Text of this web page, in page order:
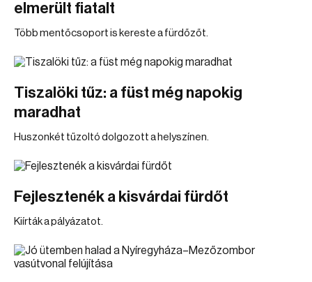
elmerült fiatalt
Több mentőcsoport is kereste a fürdőzőt.
Tiszalöki tűz: a füst még napokig
maradhat
Huszonkét tűzoltó dolgozott a helyszínen.
Fejlesztenék a kisvárdai fürdőt
Kiírták a pályázatot.